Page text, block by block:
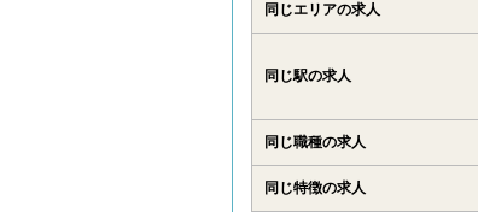
同じエリアの求人
同じ駅の求人
同じ職種の求人
同じ特徴の求人